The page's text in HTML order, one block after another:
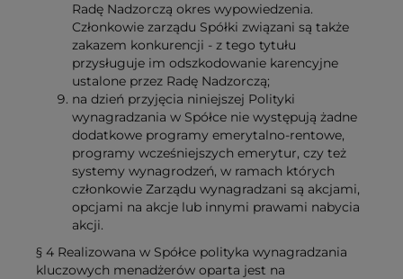
Radę Nadzorczą okres wypowiedzenia.
Członkowie zarządu Spółki związani są także
zakazem konkurencji - z tego tytułu
przysługuje im odszkodowanie karencyjne
ustalone przez Radę Nadzorczą;
na dzień przyjęcia niniejszej Polityki
wynagradzania w Spółce nie występują żadne
dodatkowe programy emerytalno-rentowe,
programy wcześniejszych emerytur, czy też
systemy wynagrodzeń, w ramach których
członkowie Zarządu wynagradzani są akcjami,
opcjami na akcje lub innymi prawami nabycia
akcji.
§ 4 Realizowana w Spółce polityka wynagradzania
kluczowych menadżerów oparta jest na